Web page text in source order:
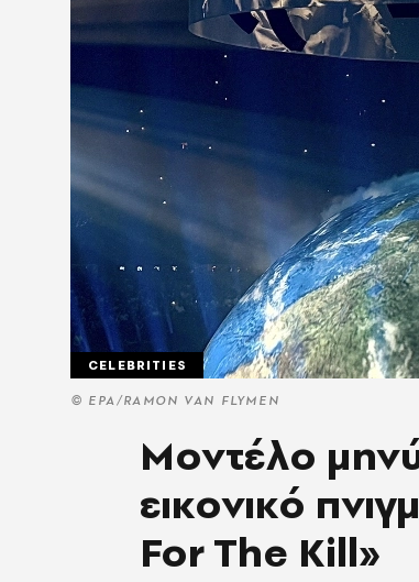
© ΕΡΑ/RAMON VAN FLYMEN
CELEBRITIES
Μοντέλο
εικονικό
For The Kill»